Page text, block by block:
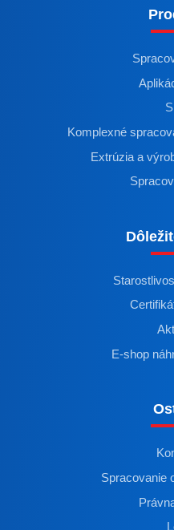
Komplexné
Extrúzia a
E-shop
Spracovanie